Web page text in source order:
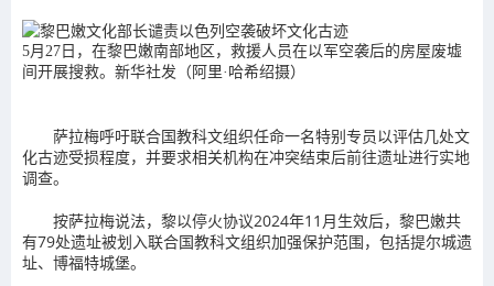
5月27日，在黎巴嫩南部地区，救援人员在以军空袭后的房屋废墟
间开展搜救。新华社发（阿里·哈希绍摄）
萨拉梅呼吁联合国教科文组织任命一名特别专员以评估几处文
化古迹受损程度，并要求相关机构在冲突结束后前往遗址进行实地
调查。
按萨拉梅说法，黎以停火协议2024年11月生效后，黎巴嫩共
有79处遗址被划入联合国教科文组织加强保护范围，包括提尔城遗
址、博福特城堡。